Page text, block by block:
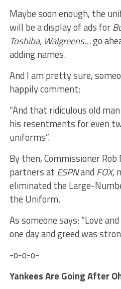
Maybe soon enough, the
will be a display of ads for
Toshiba, Walgreens…go
adding names.
And I am pretty sure,
happily comment:
“And that ridiculous old
his resentments for even
uniforms”.
By then, Commissioner
partners at ESPNand FOX,
eliminated the Large-
the Uniform.
As someone says: “Love
one day and greed was
-o-o-o-
Yankees Are Going After